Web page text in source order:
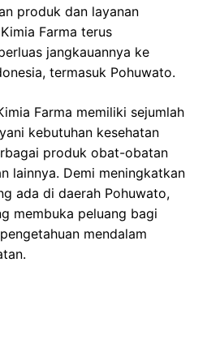
produk dan layanan
Farma terus
jangkauannya ke
termasuk Pohuwato.
Farma memiliki sejumlah
kebutuhan kesehatan
produk obat-obatan
lainnya. Demi meningkatkan
ada di daerah Pohuwato,
membuka peluang bagi
mendalam